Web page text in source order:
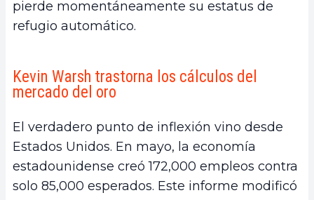
pierde momentáneamente su estatus de
refugio automático.
Kevin Warsh trastorna los cálculos del
mercado del oro
El verdadero punto de inflexión vino desde
Estados Unidos. En mayo, la economía
estadounidense creó 172,000 empleos contra
solo 85,000 esperados. Este informe modificó